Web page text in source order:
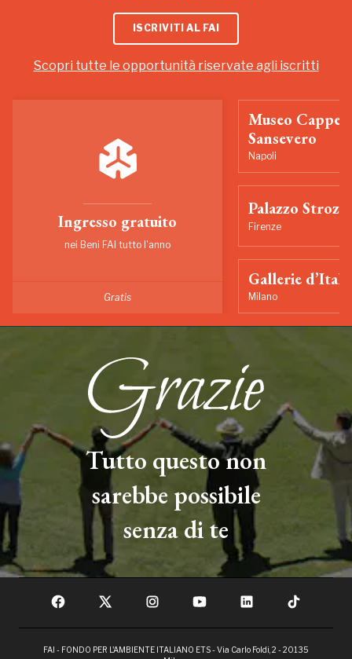
ISCRIVITI AL FAI
Scopri tutte le opportunità riservate agli iscritti
Ingresso gratuito
nei Beni FAI tutto l'anno
Gratis
Museo
Sansevero
Napoli
Palazzo Strozzi
Firenze
Gallerie
Milano
Tutto questo non
sarebbe possibile
senza di te
FAI - FONDO PER L'AMBIENTE ITALIANO ETS - Via Carlo Foldi, 2 - 20135